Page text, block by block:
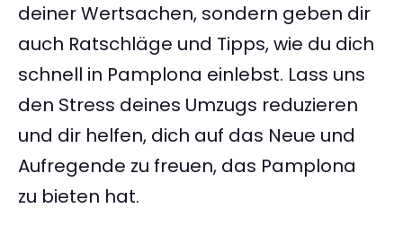
deiner Wertsachen, sondern geben dir
auch Ratschläge und Tipps, wie du dich
schnell in Pamplona einlebst. Lass uns
den Stress deines Umzugs reduzieren
und dir helfen, dich auf das Neue und
Aufregende zu freuen, das Pamplona
zu bieten hat.